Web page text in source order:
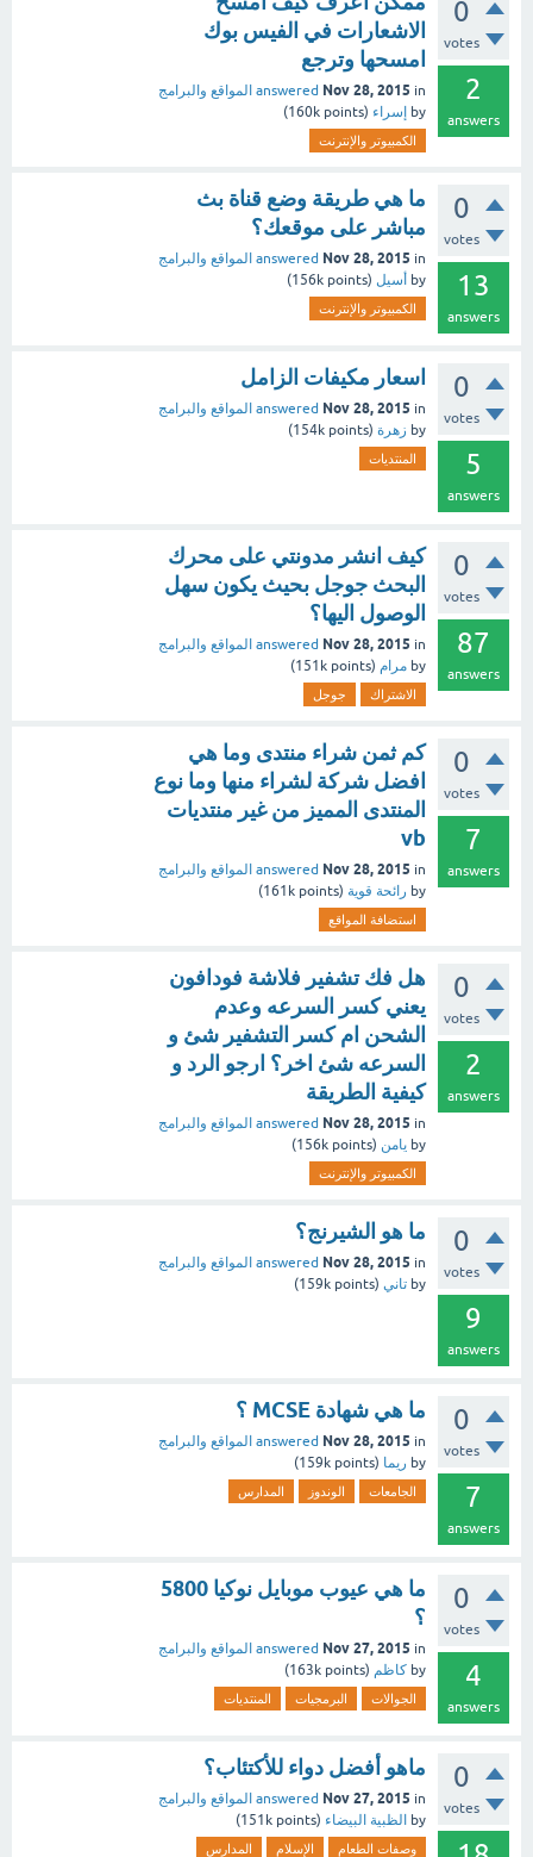
0
votes
2
answers
الاشعارات في الفيس بوك
امسحها وترجع
answered Nov 28, 2015 in
المواقع والبرامج
by إسراء (
160k points)
الكمبيوتر والإنترنت
0
votes
13
answers
ما هي طريقة وضع قناة بث
مباشر على موقعك؟
answered Nov 28, 2015 in
المواقع والبرامج
by أسيل (
156k points)
الكمبيوتر والإنترنت
0
votes
5
answers
اسعار مكيفات الزامل
answered Nov 28, 2015 in
المواقع والبرامج
by زهرة (
154k points)
المنتديات
0
votes
87
answers
كيف انشر مدونتي على محرك
البحث جوجل بحيث يكون سهل
الوصول اليها؟
answered Nov 28, 2015 in
المواقع والبرامج
by مرام (
151k points)
الاشتراك جوجل
0
votes
7
answers
كم ثمن شراء منتدى وما هي
افضل شركة لشراء منها وما نوع
المنتدى المميز من غير منتديات
vb
answered Nov 28, 2015 in
المواقع والبرامج
by رائحة قوية (
161k points)
استضافة المواقع
0
votes
2
answers
هل فك تشفير فلاشة فودافون
يعني كسر السرعه وعدم
الشحن ام كسر التشفير شئ و
السرعه شئ اخر؟ ارجو الرد و
كيفية الطريقة
answered Nov 28, 2015 in
المواقع والبرامج
by يامن (
156k points)
الكمبيوتر والإنترنت
0
votes
9
answers
ما هو الشيرنج؟
answered Nov 28, 2015 in
المواقع والبرامج
by تاني (
159k points)
0
votes
7
answers
ما هي شهادة MCSE ؟
answered Nov 28, 2015 in
المواقع والبرامج
by ريما (
159k points)
الجامعات الوندوز المدارس
0
votes
4
answers
ما هي عيوب موبايل نوكيا 5800
؟
answered Nov 27, 2015 in
المواقع والبرامج
by كاظم (
163k points)
الجوالات البرمجيات المنتديات
0
votes
ماهو أفضل دواء للأكتئاب؟
answered Nov 27, 2015 in
المواقع والبرامج
by الظبية البيضاء (
151k points)
وصفات الطعام الإسلام المدارس